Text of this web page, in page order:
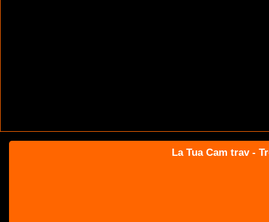
La Tua Cam trav -